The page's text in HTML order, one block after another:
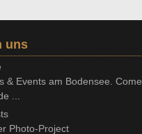
uns
& Events am Bodensee. Come
...
Photo-Project